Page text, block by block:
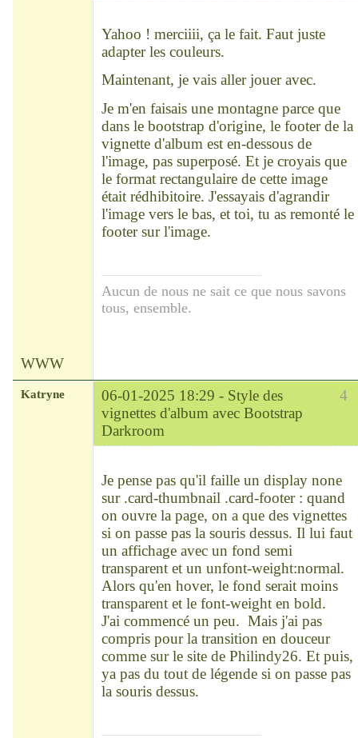
Yahoo ! merciiii, ça le fait. Faut juste
adapter les couleurs.
Maintenant, je vais aller jouer avec.
Je m'en faisais une montagne parce que
dans le bootstrap d'origine, le footer de la
vignette d'album est en-dessous de
l'image, pas superposé. Et je croyais que
le format rectangulaire de cette image
était rédhibitoire. J'essayais d'agrandir
l'image vers le bas, et toi, tu as remonté le
footer sur l'image.
Aucun de nous ne sait ce que nous savons
tous, ensemble.
WWW
4
Katryne 06-01-2025 18:29 - Style des
vignettes d'album avec Bootstrap
Darkroom
Je pense pas qu'il faille un display none
sur .card-thumbnail .card-footer : quand
on ouvre la page, on a que des vignettes
si on passe pas la souris dessus. Il lui faut
un affichage avec un fond semi
transparent et un unfont-weight:normal.
Alors qu'en hover, le fond serait moins
transparent et le font-weight en bold.
J'ai commencé un peu. Mais j'ai pas
compris pour la transition en douceur
comme sur le site de Philindy26. Et puis,
ya pas du tout de légende si on passe pas
la souris dessus.